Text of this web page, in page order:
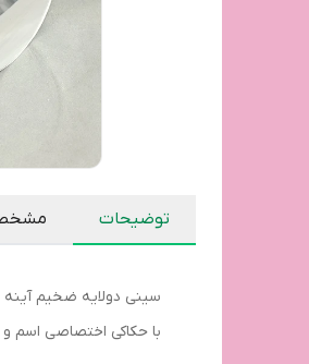
توضیحات
سینی دولایه ضخیم آینه
با حکاکی اختصاصی اسم و